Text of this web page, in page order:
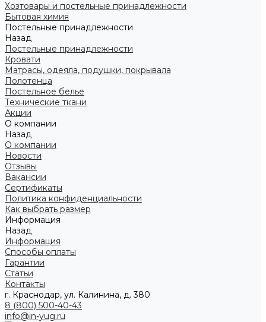
Хозтовары и постельные принадлежности
Бытовая химия
Постельные принадлежности
Назад
Постельные принадлежности
Кровати
Матрасы, одеяла, подушки, покрывала
Полотенца
Постельное белье
Технические ткани
Акции
О компании
Назад
О компании
Новости
Отзывы
Вакансии
Сертификаты
Политика конфиденциальности
Как выбрать размер
Информация
Назад
Информация
Способы оплаты
Гарантии
Статьи
Контакты
г. Краснодар, ул. Калинина, д. 380
8 (800) 500-40-43
info@in-yug.ru